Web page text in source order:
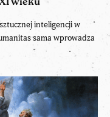
wieku
inteligencji w
sama wprowadza